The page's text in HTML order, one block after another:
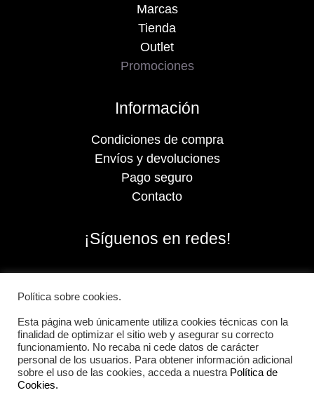
Marcas
Tienda
Outlet
Promociones
Información
Condiciones de compra
Envíos y devoluciones
Pago seguro
Contacto
¡Síguenos en redes!
Política sobre cookies.
Esta página web únicamente utiliza cookies técnicas con la
finalidad de optimizar el sitio web y asegurar su correcto
funcionamiento. No recaba ni cede datos de carácter
personal de los usuarios. Para obtener información adicional
sobre el uso de las cookies, acceda a nuestra Política de
Cookies.